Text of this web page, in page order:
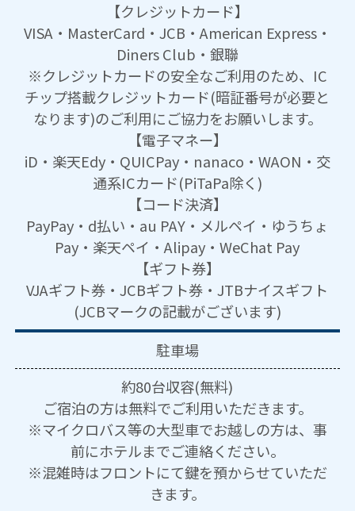
【クレジットカード】
VISA・MasterCard・JCB・American Express・
Diners Club・銀聯
※クレジットカードの安全なご利用のため、IC
チップ搭載クレジットカード(暗証番号が必要と
なります)のご利用にご協力をお願いします。
【電子マネー】
iD・楽天Edy・QUICPay・nanaco・WAON・交
通系ICカード(PiTaPa除く)
【コード決済】
PayPay・d払い・au PAY・メルペイ・ゆうちょ
Pay・楽天ペイ・Alipay・WeChat Pay
【ギフト券】
VJAギフト券・JCBギフト券・JTBナイスギフト
(JCBマークの記載がございます)
駐車場
約80台収容(無料)
ご宿泊の方は無料でご利用いただきます。
※マイクロバス等の大型車でお越しの方は、事
前にホテルまでご連絡ください。
※混雑時はフロントにて鍵を預からせていただ
きます。